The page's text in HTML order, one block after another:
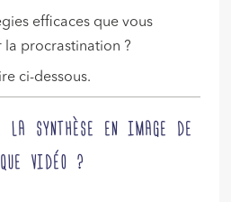
efficaces que vous
la procrastination ?
ci-dessous.
LA SYNTHÈSE EN IMAGE DE
VIDÉO ?